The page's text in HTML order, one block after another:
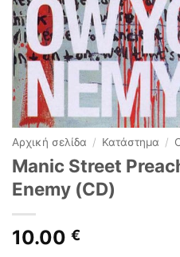
Αρχική σελίδα / Κατάστημα /
Manic Street
Enemy (CD)
10.00 €